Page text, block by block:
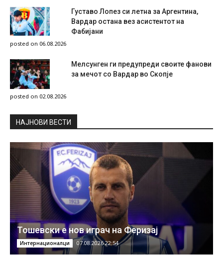
Густаво Лопез си летна за Аргентина,
Вардар остана вез асистентот на
Фабијани
posted on 06.08.2026
Мелсунген ги предупреди своите фанови
за мечот со Вардар во Скопје
posted on 02.08.2026
НAЈНОВИ ВЕСТИ
Тошевски е нов играч на Феризај
Интернационалци 07.08.2026 22:54